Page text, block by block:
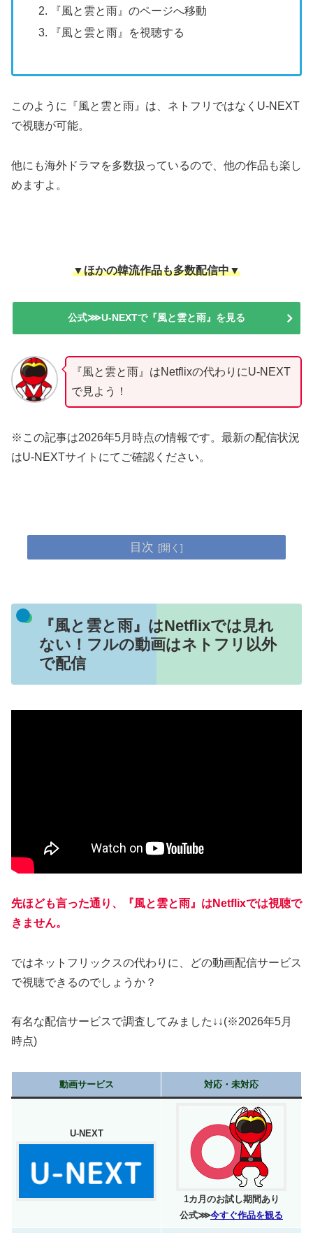
『風と雲と雨』のページへ移動
『風と雲と雨』を視聴する
このように『風と雲と雨』は、ネトフリではなくU-NEXT
で視聴が可能。
他にも海外ドラマを多数扱っているので、他の作品も楽し
めますよ。
▼ほかの韓流作品も多数配信中▼
公式⋙U-NEXTで『風と雲と雨』を見る
『風と雲と雨』はNetflixの代わりにU-NEXT
で見よう！
※この記事は2026年5月時点の情報です。最新の配信状況
はU-NEXTサイトにてご確認ください。
目次
『風と雲と雨』はNetflixでは見れ
ない！フルの動画はネトフリ以外
で配信
先ほども言った通り、『風と雲と雨』はNetflixでは視聴で
きません。
ではネットフリックスの代わりに、どの動画配信サービス
で視聴できるのでしょうか？
有名な配信サービスで調査してみました↓↓(※2026年5月
時点)
動画サービス 対応・未対応
U-NEXT
1カ月のお試し期間あり
公式⋙今すぐ作品を観る